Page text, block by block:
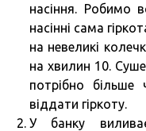
насіння. Робимо
насінні сама
на невеликі
на хвилин 10.
потрібно
віддати гіркоту.
У банку